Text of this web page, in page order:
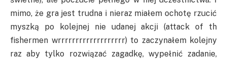
mimo, że gra jest trudna i nieraz miałem ochotę rzucić
myszką po kolejnej nie udanej akcji (attack of th
fishermen wrrrrrrrrrrrrrrrrrrr) to zaczynałem kolejny
raz aby tylko rozwiązać zagadkę, wypełnić zadanie,